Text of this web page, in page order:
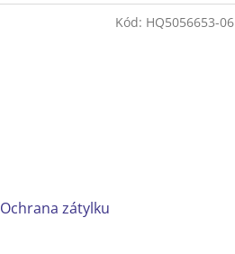
Ochrana zátylku
Kód: HQ5056653-06